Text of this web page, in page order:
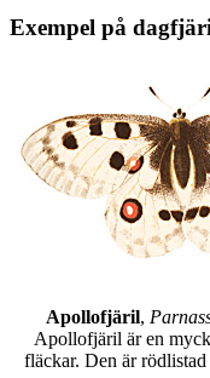
Exempel på
Apollofjäril,
Apollofjäril är en
fläckar. Den är